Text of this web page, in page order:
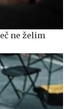
ne želim